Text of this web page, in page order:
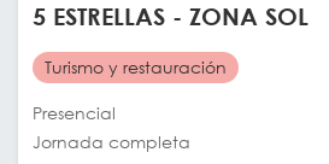
5 ESTRELLAS - ZONA SOL
Turismo y restauración
Presencial
Jornada completa